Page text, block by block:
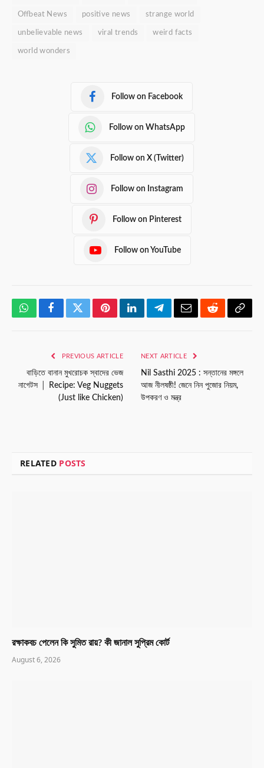
Offbeat News positive news strange world
unbelievable news viral trends weird facts
world wonders
Follow on Facebook
Follow on WhatsApp
Follow on X (Twitter)
Follow on Instagram
Follow on Pinterest
Follow on YouTube
WhatsAppFacebookTwitterPinterestLinkedInTelegramEmailRedditCopy
PREVIOUS ARTICLE
বাড়িতে বানান মুখরোচক স্বাদের ভেজ
নাগেটস │ Recipe: Veg Nuggets
(Just like Chicken)
NEXT ARTICLE
Nil Sasthi 2025 : সন্তানের মঙ্গলে
আজ নীলষষ্ঠী! জেনে নিন পুজোর নিয়ম,
উপকরণ ও মন্ত্র
RELATED POSTS
রক্ষাকবচ পেলেন কি সুমিত রায়? কী জানাল সুপ্রিম কোর্ট
August 6, 2026